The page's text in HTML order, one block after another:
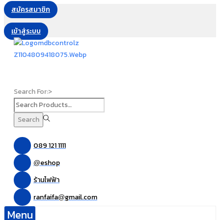
สมัครสมาชิก
เข้าสู่ระบบ
Search For:>
Search
089 121 1111
@eshop
ร้านไฟฟ้า
ranfaifa@gmail.com
Menu